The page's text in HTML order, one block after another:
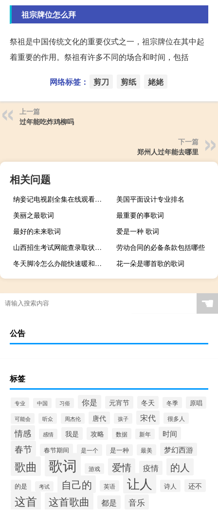
祖宗牌位怎么拜
祭祖是中国传统文化的重要仪式之一，祖宗牌位在其中起
着重要的作用。祭祖有许多不同的场合和时间，包括
网络标签： 剪刀 剪纸 姥姥
上一篇
过年能吃炸鸡柳吗
下一篇
郑州人过年能去哪里
相关问题
纳妾记电视剧全集在线观看（纳妾记电视剧全集）
美国平面设计专业排名
美丽之最歌词
最重要的事歌词
最好的未来歌词
爱是一种 歌词
山西招生考试网能查录取状态吗 山西招生考试官方网站
劳动合同的必备条款包括哪些
冬天脚冷怎么办能快速暖和（冬天脚冷怎么办）
花一朵是哪首歌的歌词
☚
公告
标签
专业 中国 习俗 你是 元宵节 冬天 冬季 原唱
可能会 听众 周杰伦 唐代 孩子 宋代 很多人
情感 感情 我是 攻略 数据 新年 时间
春节 春节期间 是一个 是一种 最美 梦幻西游
歌曲 歌词 游戏 爱情 疫情 的人
的是 考试 自己的 英语 让人 诗人 还不
这首 这首歌曲 都是 音乐